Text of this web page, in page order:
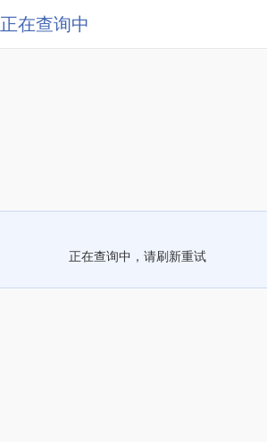
正在查询中
正在查询中，请刷新重试